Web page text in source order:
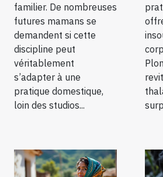
familier. De nombreuses
futures mamans se
demandent si cette
discipline peut
véritablement
s’adapter à une
pratique domestique,
loin des studios...